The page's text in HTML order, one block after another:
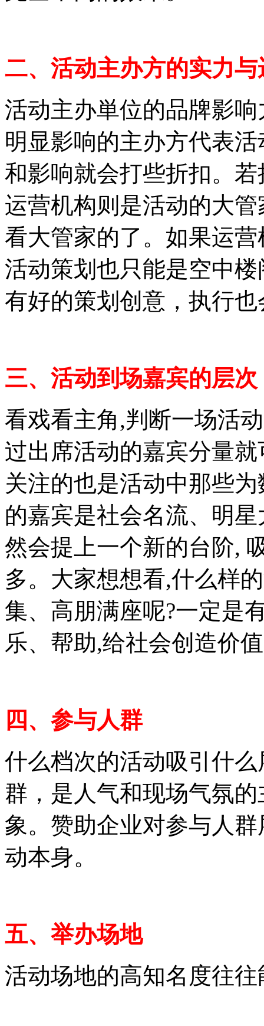
二、活动主办方的实力
活动主办単位的品牌影
明显影响的主办方代表
和影响就会打些折扣。
运营机构则是活动的大
看大管家的了。如果运
活动策划也只能是空中
有好的策划创意，执行
三、活动到场嘉宾的层次
看戏看主角,判断一场活
过出席活动的嘉宾分量
关注的也是活动中那些
的嘉宾是社会名流、明
然会提上一个新的台阶,
多。大家想想看,什么样
集、高朋满座呢?一定是
乐、帮助,给社会创造价
四、参与人群
什么档次的活动吸引什
群，是人气和现场气氛
象。赞助企业对参与人
动本身。
五、举办场地
活动场地的高知名度往